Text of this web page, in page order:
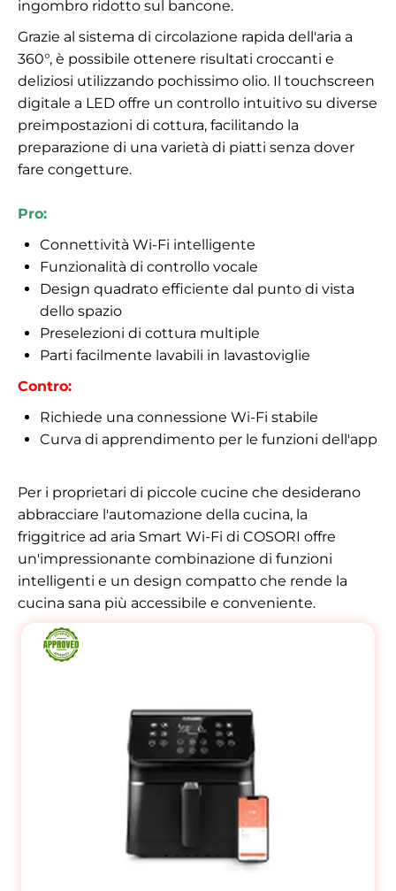
ingombro ridotto sul bancone.
Grazie al sistema di circolazione rapida dell'aria a
360°, è possibile ottenere risultati croccanti e
deliziosi utilizzando pochissimo olio. Il touchscreen
digitale a LED offre un controllo intuitivo su diverse
preimpostazioni di cottura, facilitando la
preparazione di una varietà di piatti senza dover
fare congetture.
Pro:
Connettività Wi-Fi intelligente
Funzionalità di controllo vocale
Design quadrato efficiente dal punto di vista
dello spazio
Preselezioni di cottura multiple
Parti facilmente lavabili in lavastoviglie
Contro:
Richiede una connessione Wi-Fi stabile
Curva di apprendimento per le funzioni dell'app
Per i proprietari di piccole cucine che desiderano
abbracciare l'automazione della cucina, la
friggitrice ad aria Smart Wi-Fi di COSORI offre
un'impressionante combinazione di funzioni
intelligenti e un design compatto che rende la
cucina sana più accessibile e conveniente.